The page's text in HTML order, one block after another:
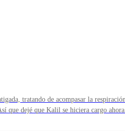
no se cansa, uno que no termina…
tratando de acompasar la
que dejé que Kalil se hiciera cargo